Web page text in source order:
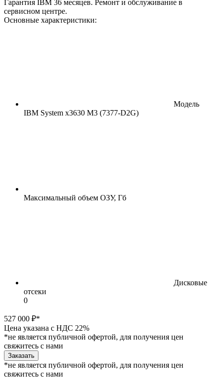
Гарантия IBM 36 месяцев. Ремонт и обслуживание в
сервисном центре.
Основные характеристики:
Модель
IBM System x3630 M3 (7377-D2G)
Максимальный объем ОЗУ, Гб
Дисковые
отсеки
0
527 000 ₽*
Цена указана с НДС 22%
*не является публичной офертой, для получения цен
свяжитесь с нами
Заказать
*не является публичной офертой, для получения цен
свяжитесь с нами